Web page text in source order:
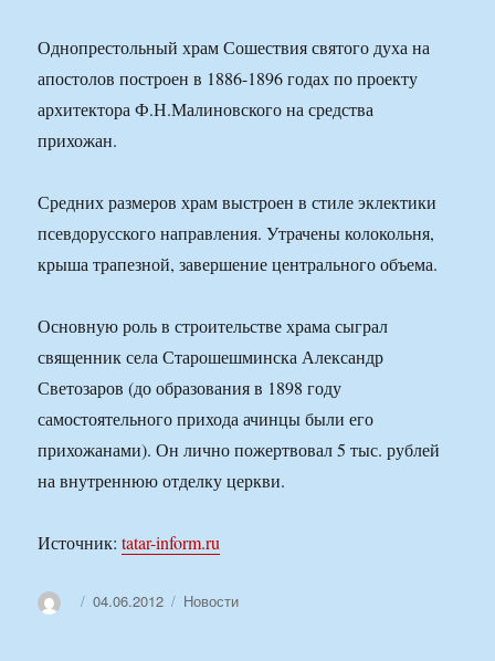
Однопрестольный храм Сошествия святого духа на
апостолов построен в 1886-1896 годах по проекту
архитектора Ф.Н.Малиновского на средства
прихожан.
Средних размеров храм выстроен в стиле эклектики
псевдорусского направления. Утрачены колокольня,
крыша трапезной, завершение центрального объема.
Основную роль в строительстве храма сыграл
священник села Старошешминска Александр
Светозаров (до образования в 1898 году
самостоятельного прихода ачинцы были его
прихожанами). Он лично пожертвовал 5 тыс. рублей
на внутреннюю отделку церкви.
Источник:tatar-inform.ru
АвторОпубликовано
04.06.2012 Рубрики
Новости